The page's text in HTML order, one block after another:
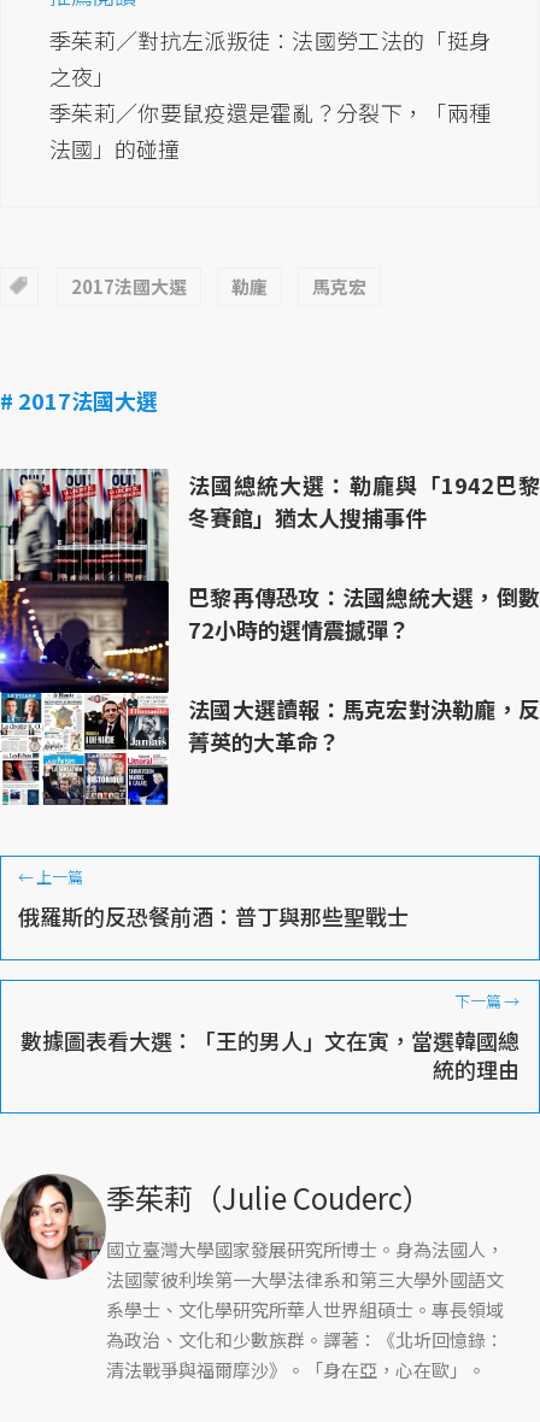
季茱莉／對抗左派叛徒：法國勞工法的「挺身
之夜」
季茱莉／你要鼠疫還是霍亂？分裂下，「兩種
法國」的碰撞
2017法國大選 勒龐 馬克宏
# 2017法國大選
法國總統大選：勒龐與「1942巴黎
冬賽館」猶太人搜捕事件
巴黎再傳恐攻：法國總統大選，倒數
72小時的選情震撼彈？
法國大選讀報：馬克宏對決勒龐，反
菁英的大革命？
←上一篇
俄羅斯的反恐餐前酒：普丁與那些聖戰士
下一篇→
數據圖表看大選：「王的男人」文在寅，當選韓國總
統的理由
季茱莉（Julie Couderc）
國立臺灣大學國家發展研究所博士。身為法國人，
法國蒙彼利埃第一大學法律系和第三大學外國語文
系學士、文化學研究所華人世界組碩士。專長領域
為政治、文化和少數族群。譯著：《北圻回憶錄：
清法戰爭與福爾摩沙》。「身在亞，心在歐」。